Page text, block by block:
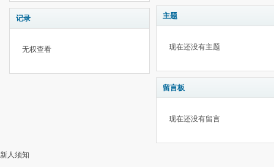
记录
无权查看
主题
现在还没有主题
留言板
现在还没有留言
新人须知